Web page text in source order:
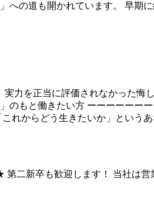
への道も開かれています。 早期
実力を正当に評価されなかった
のもと働きたい方 ーーーーーー
これからどう生きたいか」という
二新卒も歓迎します！ 当社は営